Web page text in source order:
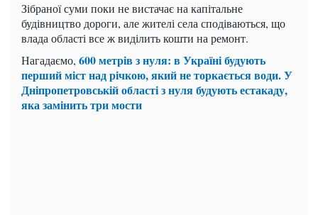
Зібраної суми поки не вистачає на капітальне
будівництво дороги, але жителі села сподіваються, що
влада області все ж виділить кошти на ремонт.
Нагадаємо, 600 метрів з нуля: в Україні будують
перший міст над річкою, який не торкається води. У
Дніпропетровській області з нуля будують естакаду,
яка замінить три мости